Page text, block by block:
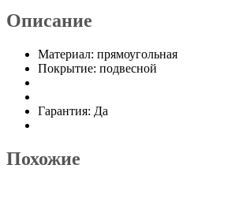
Описание
Материал: прямоугольная
Покрытие: подвесной
Гарантия: Да
Похожие